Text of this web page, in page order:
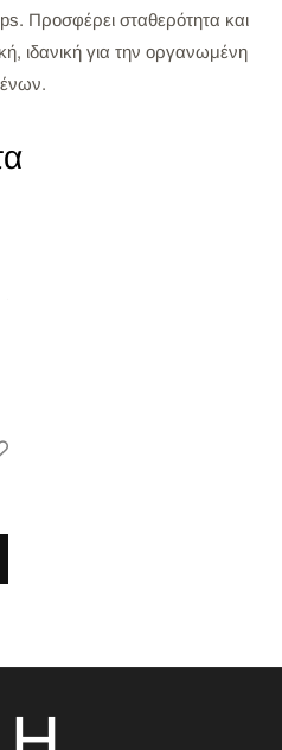
Προσφέρει σταθερότητα και
ιδανική για την οργανωμένη